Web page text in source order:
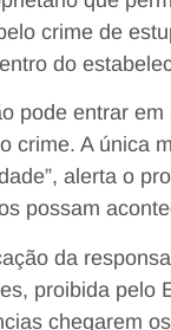
crime de
do
pode entrar
crime. A única
alerta o
possam
da
proibida pelo
chegarem